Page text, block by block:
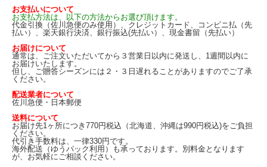
お支払いについて
お支払方法は、以下の方法からお選び頂けます。
代金引換（佐川急便のみ使用）、クレジットカード、コンビニ払（先
払い）、楽天銀行決済、銀行振込(先払い）、現金書留（先払い）
お届けについて
通常は、ご注文いただいてから３営業日以内に発送し、1週間以内に
お届けいたします。
但し、ご贈答シーズンには２・３日遅れることがありますのでご了承
ください。
配送業者について
佐川急便・日本郵便
送料について
お届け先1ヶ所につき770円税込（北海道、沖縄は990円税込)をご負担
ください。
代引き手数料は、一律330円です。
海外配送（ゆうパック利用）も承っております。別料金となります
が、お気軽にご相談ください。